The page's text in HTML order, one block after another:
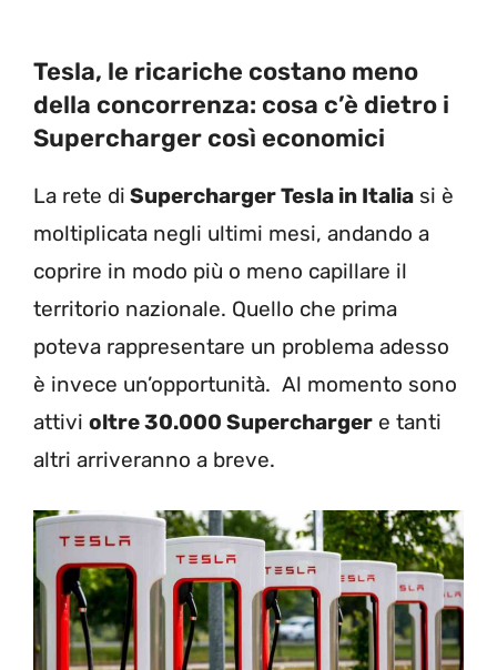
Tesla, le ricariche costano meno
della concorrenza: cosa c’è dietro i
Supercharger così economici
La rete di Supercharger Tesla in Italia si è
moltiplicata negli ultimi mesi, andando a
coprire in modo più o meno capillare il
territorio nazionale. Quello che prima
poteva rappresentare un problema adesso
è invece un’opportunità. Al momento sono
attivi oltre30.000 Supercharger e tanti
altri arriveranno a breve.